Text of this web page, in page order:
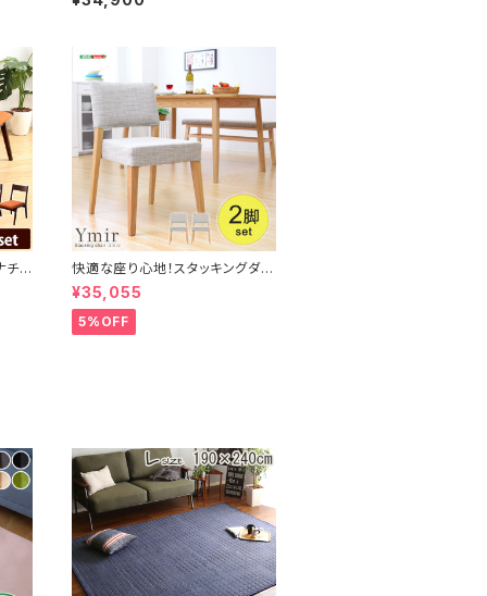
ト SH-01ALM-CH
チュ
快適な座り心地！スタッキングダイ
ニングチェア（2脚セット）【-Ymir-
ユミル】 SH-01YMIR
¥35,055
5%OFF